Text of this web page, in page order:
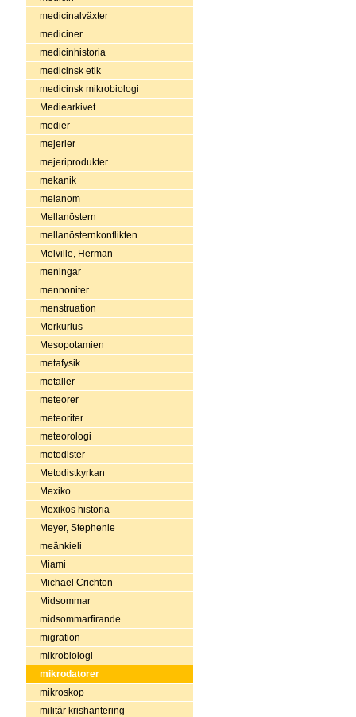
medicinalväxter
mediciner
medicinhistoria
medicinsk etik
medicinsk mikrobiologi
Mediearkivet
medier
mejerier
mejeriprodukter
mekanik
melanom
Mellanöstern
mellanösternkonflikten
Melville, Herman
meningar
mennoniter
menstruation
Merkurius
Mesopotamien
metafysik
metaller
meteorer
meteoriter
meteorologi
metodister
Metodistkyrkan
Mexiko
Mexikos historia
Meyer, Stephenie
meänkieli
Miami
Michael Crichton
Midsommar
midsommarfirande
migration
mikrobiologi
mikrodatorer
mikroskop
militär krishantering